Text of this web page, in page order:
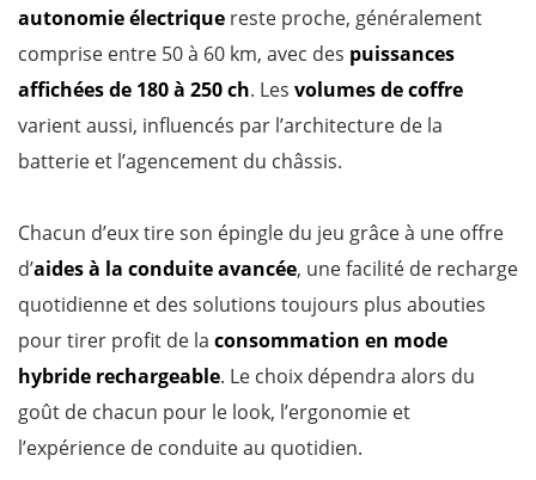
autonomie électrique reste proche, généralement
comprise entre 50 à 60 km, avec des puissances
affichées de 180 à 250 ch. Les volumes de coffre
varient aussi, influencés par l’architecture de la
batterie et l’agencement du châssis.
Chacun d’eux tire son épingle du jeu grâce à une offre
d’aides à la conduite avancée, une facilité de recharge
quotidienne et des solutions toujours plus abouties
pour tirer profit de la consommation en mode
hybride rechargeable. Le choix dépendra alors du
goût de chacun pour le look, l’ergonomie et
l’expérience de conduite au quotidien.